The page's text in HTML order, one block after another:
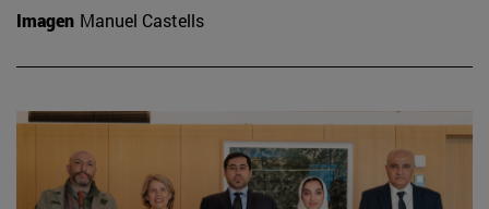
Imagen Manuel Castells